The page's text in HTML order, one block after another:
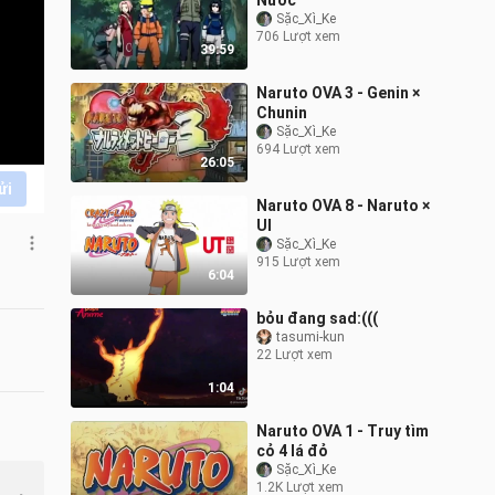
39:59
Sặc_Xì_Ke
706 Lượt xem
26:05
Naruto OVA 3 - Genin ×
Chunin
Sặc_Xì_Ke
694 Lượt xem
6:04
Naruto OVA 8 - Naruto ×
UI
Sặc_Xì_Ke
915 Lượt xem
1:04
bỏu đang sad:(((
tasumi-kun
22 Lượt xem
Naruto OVA 1 - Truy tìm
cỏ 4 lá đỏ
Sặc_Xì_Ke
1.2K Lượt xem